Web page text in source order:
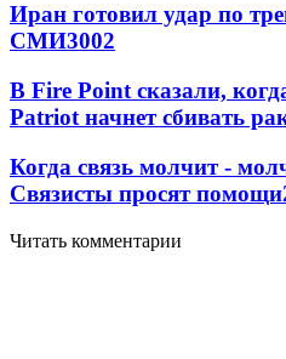
Иран готовил удар по
СМИ3002
В Fire Point сказали,
Patriot начнет сбивать
Когда связь молчит -
Связисты просят помощи
Читать комментарии